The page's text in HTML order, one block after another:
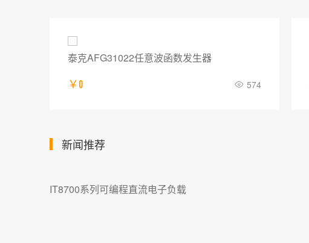
泰克AFG31022任意波函数发生器
￥0 574
新闻推荐
IT8700系列可编程直流电子负载